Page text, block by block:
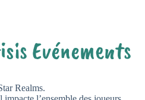
Evénements
Realms.